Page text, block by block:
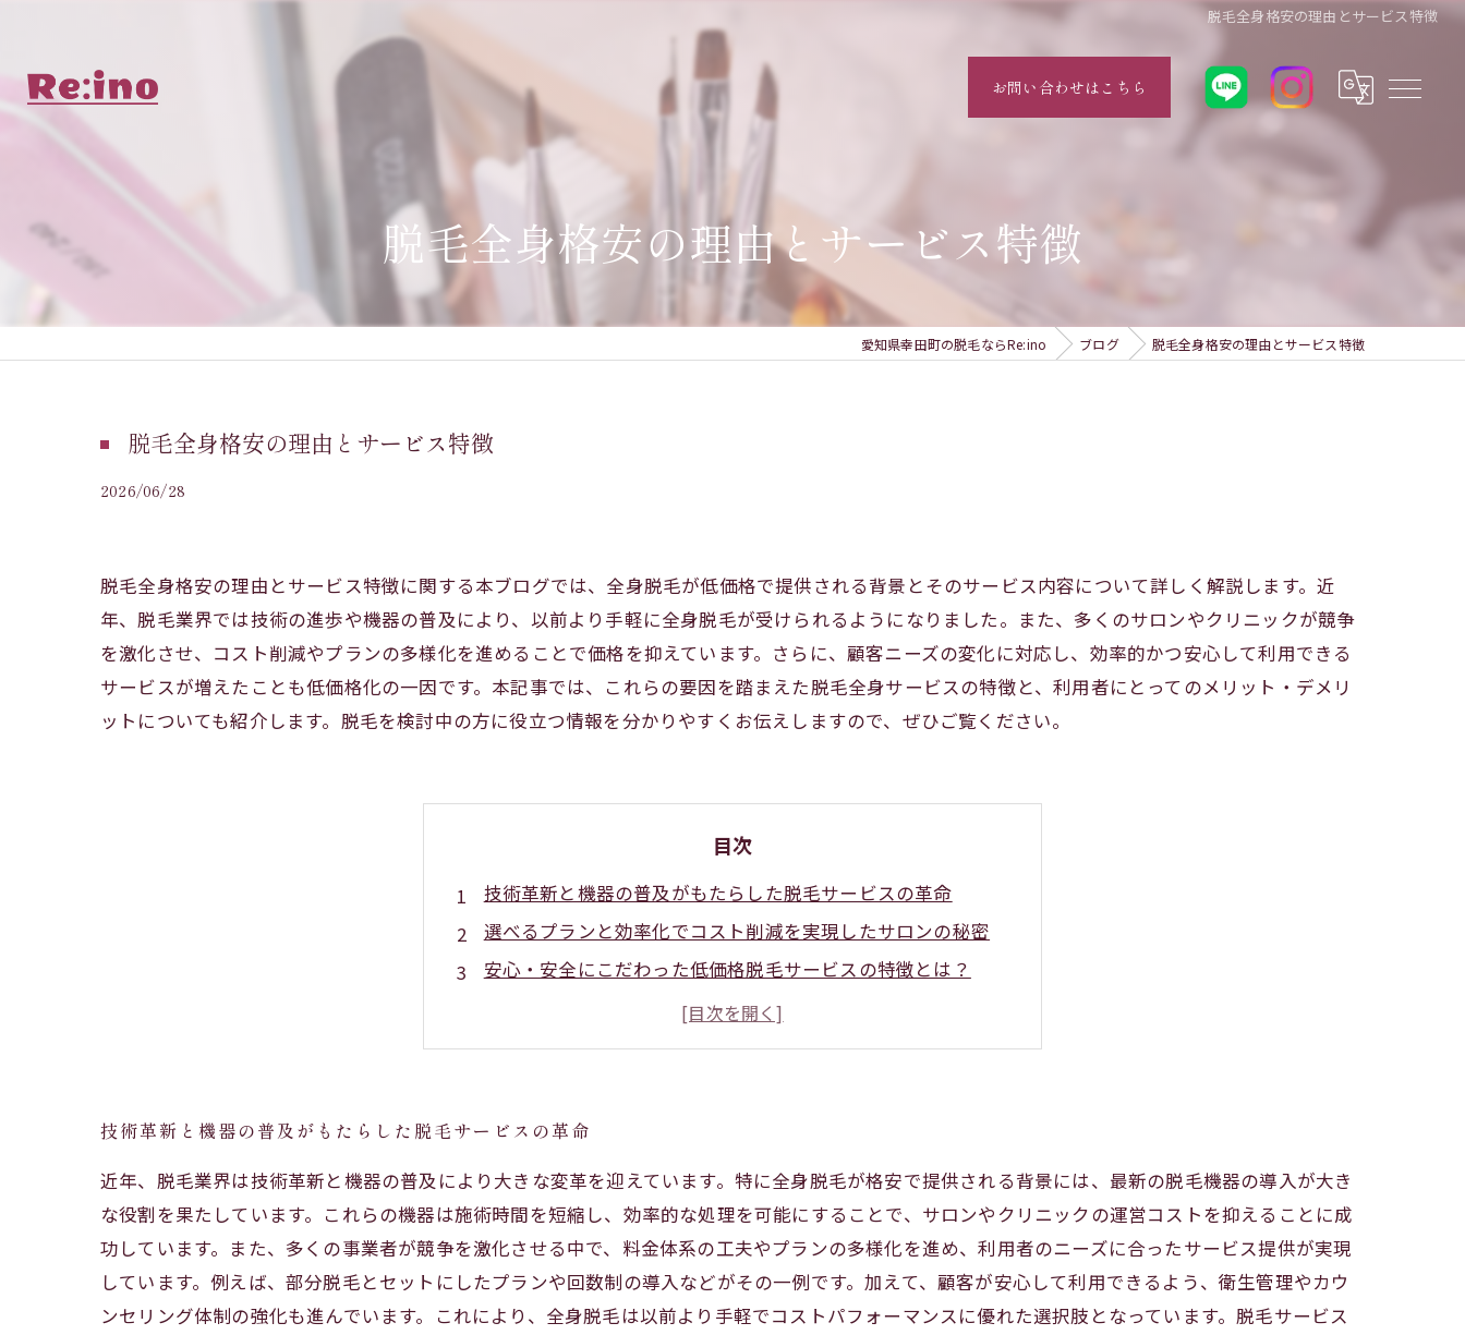
脱毛全身格安の理由とサービス特徴
お問い合わせはこちら
脱毛全身格安の理由とサービス特徴
愛知県幸田町の脱毛ならRe:ino ブログ 脱毛全身格安の理由とサービス特徴
脱毛全身格安の理由とサービス特徴
2026/06/28
脱毛全身格安の理由とサービス特徴に関する本ブログでは、全身脱毛が低価格で提供される背景とそのサービス内容について詳しく解説します。近
年、脱毛業界では技術の進歩や機器の普及により、以前より手軽に全身脱毛が受けられるようになりました。また、多くのサロンやクリニックが競争
を激化させ、コスト削減やプランの多様化を進めることで価格を抑えています。さらに、顧客ニーズの変化に対応し、効率的かつ安心して利用できる
サービスが増えたことも低価格化の一因です。本記事では、これらの要因を踏まえた脱毛全身サービスの特徴と、利用者にとってのメリット・デメリ
ットについても紹介します。脱毛を検討中の方に役立つ情報を分かりやすくお伝えしますので、ぜひご覧ください。
目次
技術革新と機器の普及がもたらした脱毛サービスの革命
選べるプランと効率化でコスト削減を実現したサロンの秘密
安心・安全にこだわった低価格脱毛サービスの特徴とは？
格安全身脱毛のメリット・デメリットを徹底解説
脱毛を始める前に知っておきたい、格安サービスの真実
技術革新と機器の普及がもたらした脱毛サービスの革命
近年、脱毛業界は技術革新と機器の普及により大きな変革を迎えています。特に全身脱毛が格安で提供される背景には、最新の脱毛機器の導入が大き
な役割を果たしています。これらの機器は施術時間を短縮し、効率的な処理を可能にすることで、サロンやクリニックの運営コストを抑えることに成
功しています。また、多くの事業者が競争を激化させる中で、料金体系の工夫やプランの多様化を進め、利用者のニーズに合ったサービス提供が実現
しています。例えば、部分脱毛とセットにしたプランや回数制の導入などがその一例です。加えて、顧客が安心して利用できるよう、衛生管理やカウ
ンセリング体制の強化も進んでいます。これにより、全身脱毛は以前より手軽でコストパフォーマンスに優れた選択肢となっています。脱毛サービス